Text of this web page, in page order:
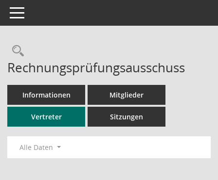
Toggle navigation
Rechercheauswahl
Rechnungsprüfungsausschuss
Informationen Mitglieder
Vertreter Sitzungen
Alle Daten